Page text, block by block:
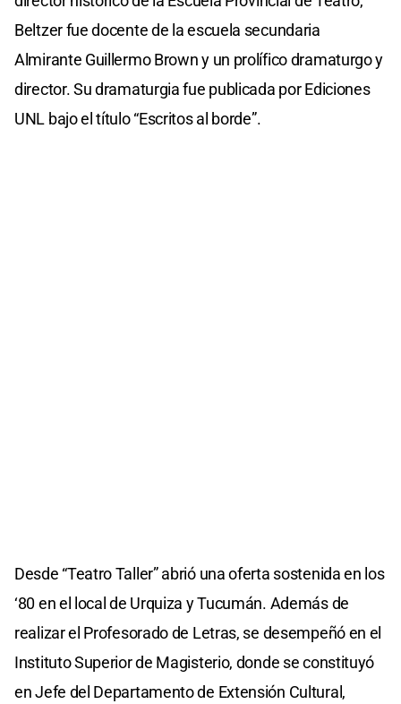
Beltzer fue docente de la escuela secundaria
Almirante Guillermo Brown y un prolífico dramaturgo y
director. Su dramaturgia fue publicada por Ediciones
UNL bajo el título “Escritos al borde”.
Desde “Teatro Taller” abrió una oferta sostenida en los
‘80 en el local de Urquiza y Tucumán. Además de
realizar el Profesorado de Letras, se desempeñó en el
Instituto Superior de Magisterio, donde se constituyó
en Jefe del Departamento de Extensión Cultural,